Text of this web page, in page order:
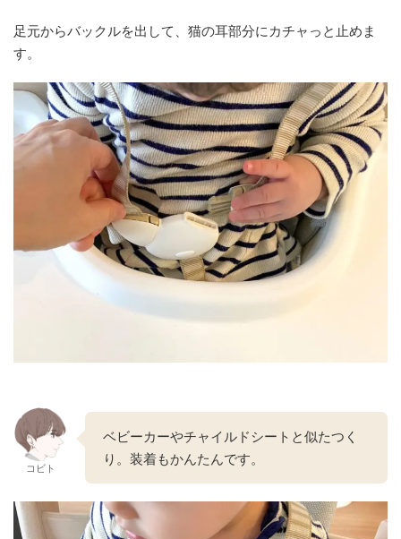
足元からバックルを出して、猫の耳部分にカチャっと止めま
す。
コビト
ベビーカーやチャイルドシートと似たつく
り。装着もかんたんです。